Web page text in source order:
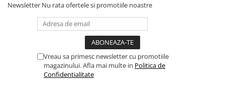
Newsletter Nu rata ofertele si promotiile noastre
Vreau sa primesc newsletter cu promotiile
magazinului. Afla mai multe in Politica de
Confidentialitate